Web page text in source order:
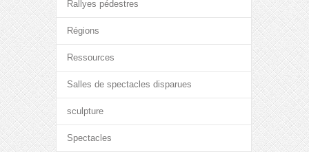
Rallyes pédestres
Régions
Ressources
Salles de spectacles disparues
sculpture
Spectacles